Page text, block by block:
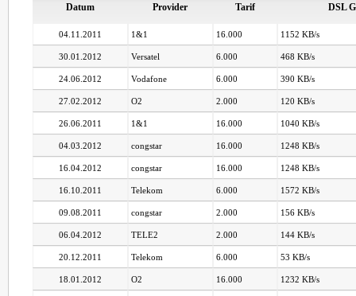
Datum Provider Tarif DSL
04.11.2011 1&1 16.000 1152 KB/s
30.01.2012 Versatel 6.000 468 KB/s
24.06.2012 Vodafone 6.000 390 KB/s
27.02.2012 O2 2.000 120 KB/s
26.06.2011 1&1 16.000 1040 KB/s
04.03.2012 congstar 16.000 1248 KB/s
16.04.2012 congstar 16.000 1248 KB/s
16.10.2011 Telekom 6.000 1572 KB/s
09.08.2011 congstar 2.000 156 KB/s
06.04.2012 TELE2 2.000 144 KB/s
20.12.2011 Telekom 6.000 53 KB/s
18.01.2012 O2 16.000 1232 KB/s